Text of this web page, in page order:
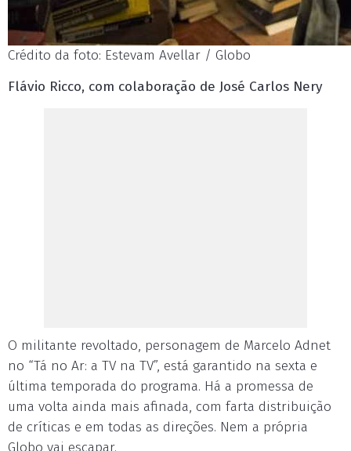
Crédito da foto: Estevam Avellar / Globo
Flávio Ricco, com colaboração de José Carlos Nery
O militante revoltado, personagem de Marcelo Adnet
no “Tá no Ar: a TV na TV”, está garantido na sexta e
última temporada do programa. Há a promessa de
uma volta ainda mais afinada, com farta distribuição
de críticas e em todas as direções. Nem a própria
Globo vai escapar.